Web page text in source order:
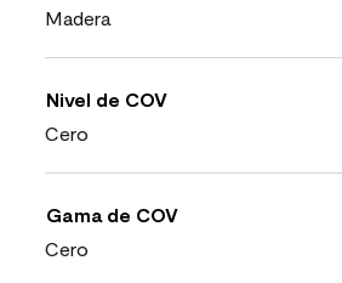
Madera
Nivel de COV
Cero
Gama de COV
Cero